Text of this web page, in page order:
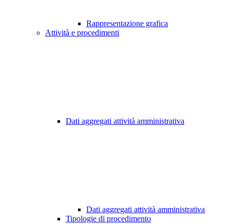
Rappresentazione grafica
Attività e procedimenti
Dati aggregati attività amministrativa
Dati aggregati attività amministrativa
Tipologie di procedimento